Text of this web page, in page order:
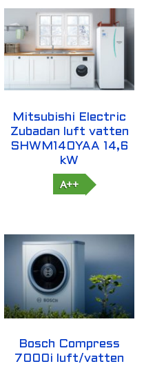
Mitsubishi Electric
Zubadan luft vatten
SHWM140YAA 14,6
kW
A++
Bosch Compress
7000i luft/vatten